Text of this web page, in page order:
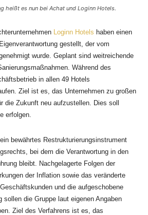
heißt es nun bei Achat und Loginn Hotels.
Loginn Hotels haben einen
gestellt, der vom
wurde. Geplant sind weitreichende
Während des
in allen 49 Hotels
Ziel ist es, das Unternehmen zu großen
die Zukunft neu aufzustellen. Dies soll
erfolgen.
bewährtes Restrukturierungsinstrument
bei dem die Verantwortung in den
bleibt. Nachgelagerte Folgen der
der Inflation sowie das veränderte
und die aufgeschobene
sollen die Gruppe laut eigenen Angaben
Ziel des Verfahrens ist es, das